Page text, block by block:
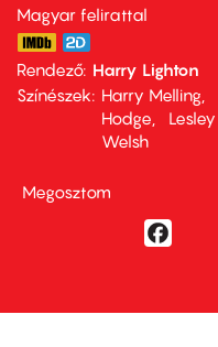
Magyar felirattal
Rendező Harry Lighton
Színészek
Harry Melling
Hodge
Welsh
Megosztom